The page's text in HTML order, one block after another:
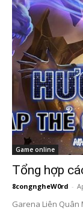
Game online
Tổng hợp
8congngheW0rd -
Garena Liên Quân